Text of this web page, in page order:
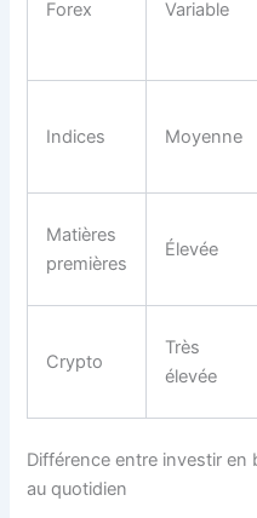
Forex Variable
Indices Moyenne
Matières
premières
Élevée
Crypto
Très
élevée
Différence entre investir
au quotidien